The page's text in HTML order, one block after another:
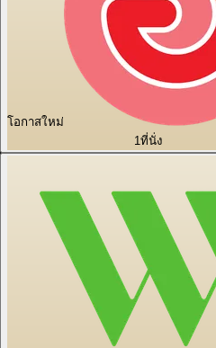
โอกาสใหม่
1ที่นั่ง